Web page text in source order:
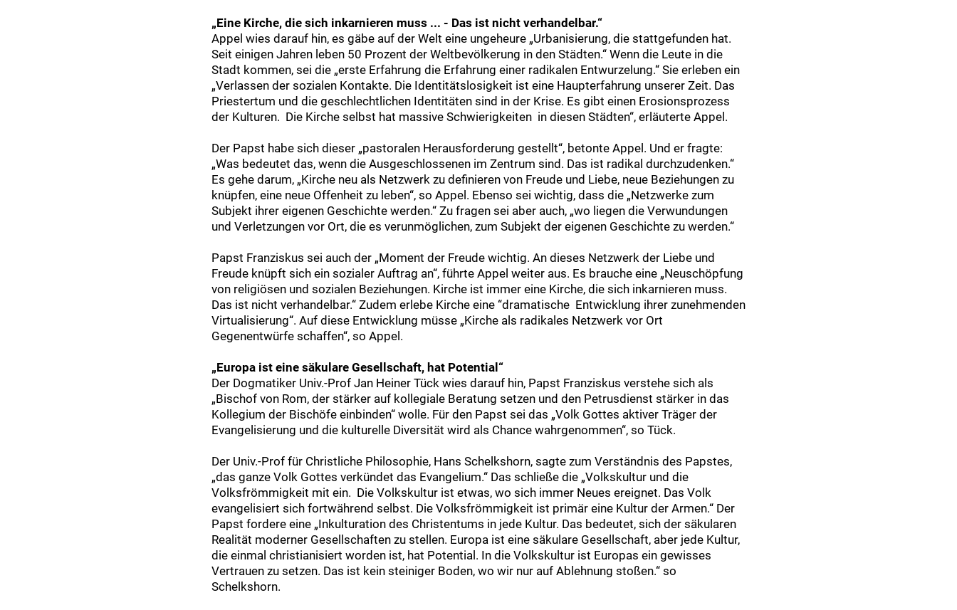
„Eine Kirche, die sich inkarnieren muss ... - Das ist nicht verhandelbar.“
Appel wies darauf hin, es gäbe auf der Welt eine ungeheure „Urbanisierung, die stattgefunden hat.
Seit einigen Jahren leben 50 Prozent der Weltbevölkerung in den Städten.“ Wenn die Leute in die
Stadt kommen, sei die „erste Erfahrung die Erfahrung einer radikalen Entwurzelung.“ Sie erleben ein
„Verlassen der sozialen Kontakte. Die Identitätslosigkeit ist eine Haupterfahrung unserer Zeit. Das
Priestertum und die geschlechtlichen Identitäten sind in der Krise. Es gibt einen Erosionsprozess
der Kulturen. Die Kirche selbst hat massive Schwierigkeiten in diesen Städten“, erläuterte Appel.
Der Papst habe sich dieser „pastoralen Herausforderung gestellt“, betonte Appel. Und er fragte:
„Was bedeutet das, wenn die Ausgeschlossenen im Zentrum sind. Das ist radikal durchzudenken.“
Es gehe darum, „Kirche neu als Netzwerk zu definieren von Freude und Liebe, neue Beziehungen zu
knüpfen, eine neue Offenheit zu leben“, so Appel. Ebenso sei wichtig, dass die „Netzwerke zum
Subjekt ihrer eigenen Geschichte werden.“ Zu fragen sei aber auch, „wo liegen die Verwundungen
und Verletzungen vor Ort, die es verunmöglichen, zum Subjekt der eigenen Geschichte zu werden.“
Papst Franziskus sei auch der „Moment der Freude wichtig. An dieses Netzwerk der Liebe und
Freude knüpft sich ein sozialer Auftrag an“, führte Appel weiter aus. Es brauche eine „Neuschöpfung
von religiösen und sozialen Beziehungen. Kirche ist immer eine Kirche, die sich inkarnieren muss.
Das ist nicht verhandelbar.“ Zudem erlebe Kirche eine “dramatische Entwicklung ihrer zunehmenden
Virtualisierung“. Auf diese Entwicklung müsse „Kirche als radikales Netzwerk vor Ort
Gegenentwürfe schaffen“, so Appel.
„Europa ist eine säkulare Gesellschaft, hat Potential“
Der Dogmatiker Univ.-Prof Jan Heiner Tück wies darauf hin, Papst Franziskus verstehe sich als
„Bischof von Rom, der stärker auf kollegiale Beratung setzen und den Petrusdienst stärker in das
Kollegium der Bischöfe einbinden“ wolle. Für den Papst sei das „Volk Gottes aktiver Träger der
Evangelisierung und die kulturelle Diversität wird als Chance wahrgenommen“, so Tück.
Der Univ.-Prof für Christliche Philosophie, Hans Schelkshorn, sagte zum Verständnis des Papstes,
„das ganze Volk Gottes verkündet das Evangelium.“ Das schließe die „Volkskultur und die
Volksfrömmigkeit mit ein. Die Volkskultur ist etwas, wo sich immer Neues ereignet. Das Volk
evangelisiert sich fortwährend selbst. Die Volksfrömmigkeit ist primär eine Kultur der Armen.“ Der
Papst fordere eine „Inkulturation des Christentums in jede Kultur. Das bedeutet, sich der säkularen
Realität moderner Gesellschaften zu stellen. Europa ist eine säkulare Gesellschaft, aber jede Kultur,
die einmal christianisiert worden ist, hat Potential. In die Volkskultur ist Europas ein gewisses
Vertrauen zu setzen. Das ist kein steiniger Boden, wo wir nur auf Ablehnung stoßen.“ so
Schelkshorn.